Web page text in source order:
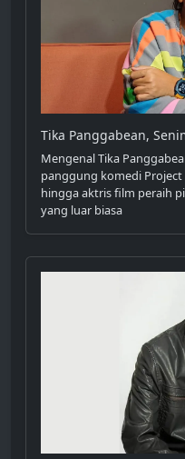
Tika Panggabean,
Mengenal Tika
panggung komedi Project
hingga aktris film peraih
yang luar biasa